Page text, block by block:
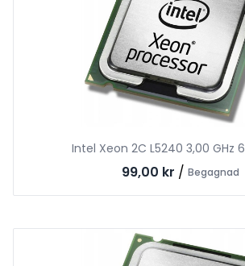
Intel Xeon 2C L5240 3,00 GHz
99,00 kr / Begagnad